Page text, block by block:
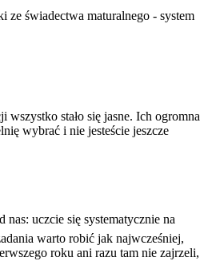
świadectwa maturalnego - system
stało się jasne. Ich ogromna
wybrać i nie jesteście jeszcze
uczcie się systematycznie na
warto robić jak najwcześniej,
roku ani razu tam nie zajrzeli,